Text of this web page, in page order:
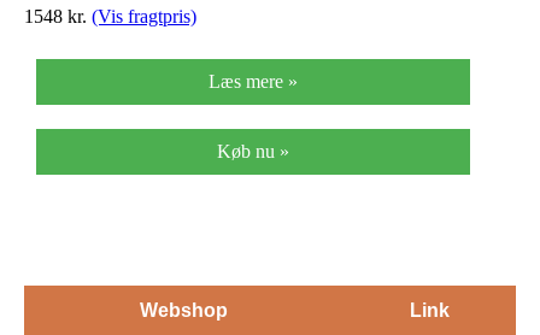
1548 kr. (Vis fragtpris)
Læs mere »
Køb nu »
Webshop Link